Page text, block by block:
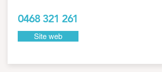
0468 321 261
Site web